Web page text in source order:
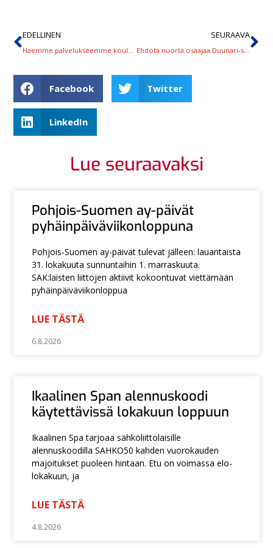
EDELLINEN SEURAAVA
Ehdota nuorta osaajaa Duunari-stipendin saajaksi!
Facebook Twitter
LinkedIn
Lue seuraavaksi
Pohjois-Suomen ay-päivät
pyhäinpäiväviikonloppuna
Pohjois-Suomen ay-päivät tulevat jälleen: lauantaista
31. lokakuuta sunnuntaihin 1. marraskuuta.
SAK:laisten liittojen aktiivit kokoontuvat viettämään
pyhäinpäiväviikonloppua
LUE TÄSTÄ
6.8.2026
Ikaalinen Span alennuskoodi
käytettävissä lokakuun loppuun
Ikaalinen Spa tarjoaa sähköliittolaisille
alennuskoodilla SAHKO50 kahden vuorokauden
majoitukset puoleen hintaan. Etu on voimassa elo-
lokakuun, ja
LUE TÄSTÄ
4.8.2026